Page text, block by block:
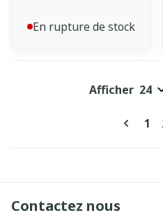
En rupture de stock
1
Afficher
Contactez nous